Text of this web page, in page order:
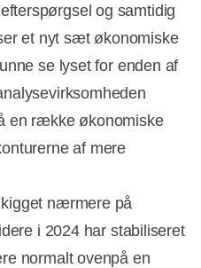
og samtidig
et nyt sæt økonomiske
se lyset for enden af
en række økonomiske
af mere
nærmere på
i 2024 har stabiliseret
normalt ovenpå en